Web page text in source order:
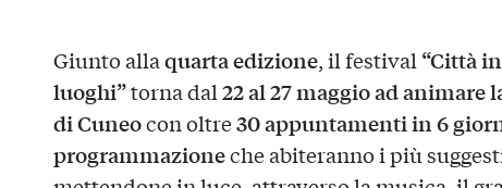
Giunto allaquarta edizione, il festival“Città
luoghi”torna dal22 al 27 maggio ad animare
diCuneocon oltre30 appuntamenti in 6
programmazioneche abiteranno i più